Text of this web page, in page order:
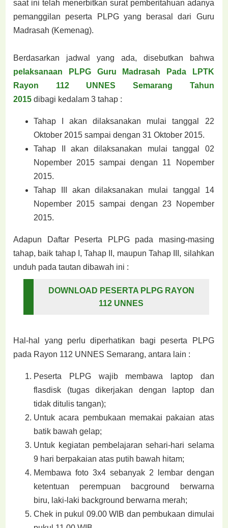
saat ini telah menerbitkan surat pemberitahuan adanya
pemanggilan peserta PLPG yang berasal dari Guru
Madrasah (Kemenag).
Berdasarkan jadwal yang ada, disebutkan bahwa
pelaksanaan PLPG Guru Madrasah Pada LPTK
Rayon 112 UNNES Semarang Tahun
2015 dibagi kedalam 3 tahap :
Tahap I akan dilaksanakan mulai tanggal 22
Oktober 2015 sampai dengan 31 Oktober 2015.
Tahap II akan dilaksanakan mulai tanggal 02
Nopember 2015 sampai dengan 11 Nopember
2015.
Tahap III akan dilaksanakan mulai tanggal 14
Nopember 2015 sampai dengan 23 Nopember
2015.
Adapun Daftar Peserta PLPG pada masing-masing
tahap, baik tahap I, Tahap II, maupun Tahap
III, silahkan
unduh pada tautan dibawah ini :
DOWNLOAD PESERTA PLPG RAYON
112 UNNES
Hal-hal yang perlu diperhatikan bagi peserta PLPG
pada Rayon 112 UNNES Semarang, antara lain :
Peserta PLPG wajib membawa laptop dan
flasdisk (tugas dikerjakan dengan laptop dan
tidakditulis tangan);
Untuk acara pembukaan memakai pakaian atas
batik bawah gelap;
Untuk kegiatan pembelajaran sehari-hari selama
9 hari berpakaian atas putih bawah hitam;
Membawa foto 3x4 sebanyak 2 lembar dengan
ketentuan perempuan bacground berwarna
biru, laki-laki background berwarna merah;
Chek in pukul 09.00 WIB dan pembukaan dimulai